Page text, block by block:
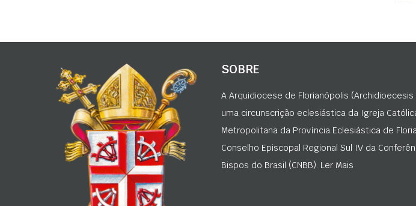
SOBRE
A Arquidiocese de Florianópolis
uma circunscrição eclesiástica da Igreja
Metropolitana da Província Eclesiástica de
Conselho Episcopal Regional Sul IV da
Bispos do Brasil (CNBB). Ler Mais